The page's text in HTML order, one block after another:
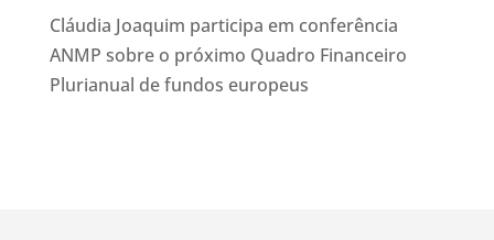
Cláudia Joaquim participa em conferência
ANMP sobre o próximo Quadro Financeiro
Plurianual de fundos europeus